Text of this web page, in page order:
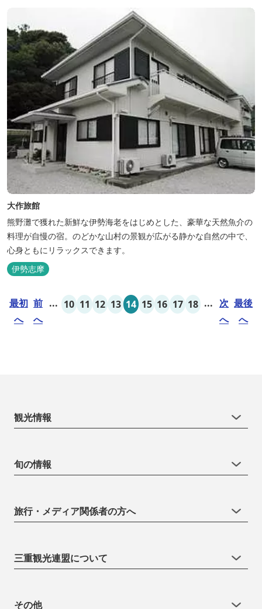
大作旅館
熊野灘で獲れた新鮮な伊勢海老をはじめとした、豪華な天然魚介の
料理が自慢の宿。のどかな山村の景観が広がる静かな自然の中で、
心身ともにリラックスできます。
伊勢志摩
最初
へ
前
へ
... 10 11 12 13 14 15 16 17 18 ... 次
へ
最後
へ
観光情報
旬の情報
旅行・メディア関係者の方へ
三重観光連盟について
その他